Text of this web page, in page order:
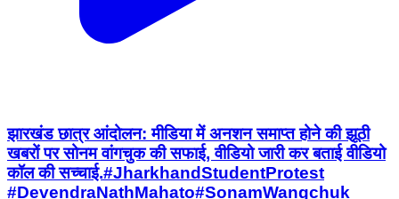
झारखंड छात्र आंदोलन: मीडिया में अनशन समाप्त होने की झूठी
खबरों पर सोनम वांगचुक की सफाई, वीडियो जारी कर बताई वीडियो
कॉल की सच्चाई. ​#JharkhandStudentProtest ​
#DevendraNathMahato ​#SonamWangchuk ​